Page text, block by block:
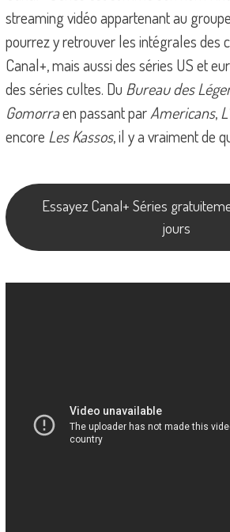
streaming vidéo appartenant au
pourrez y retrouver les intégrales des
Canal+, mais aussi des séries US et
des séries cultes. Du Bureau des
Gomorraen passant parAmericans,
encore Les Kassos, il y a vraiment de
Essayez Canal+ Séries
jours